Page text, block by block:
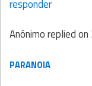
responder
Anónimoreplied on
PARANOIA